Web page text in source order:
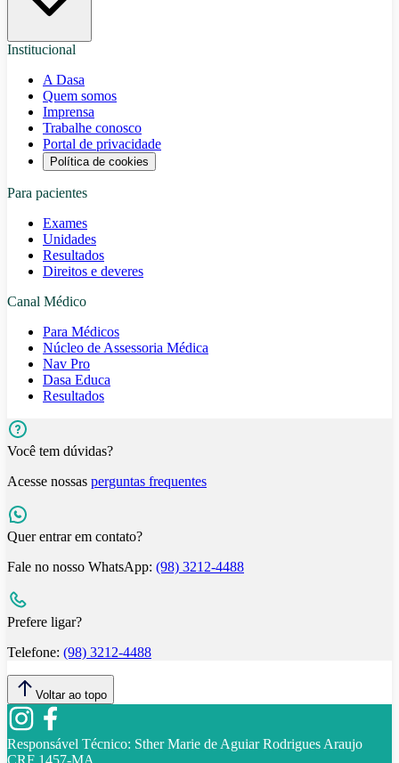
Institucional
A Dasa
Quem somos
Imprensa
Trabalhe conosco
Portal de privacidade
Política de cookies
Para pacientes
Exames
Unidades
Resultados
Direitos e deveres
Canal Médico
Para Médicos
Núcleo de Assessoria Médica
Nav Pro
Dasa Educa
Resultados
Você tem dúvidas?
Acesse nossas perguntas frequentes
Quer entrar em contato?
Fale no nosso WhatsApp: (98) 3212-4488
Prefere ligar?
Telefone: (98) 3212-4488
Voltar ao topo
Responsável Técnico: Sther Marie de Aguiar Rodrigues Araujo